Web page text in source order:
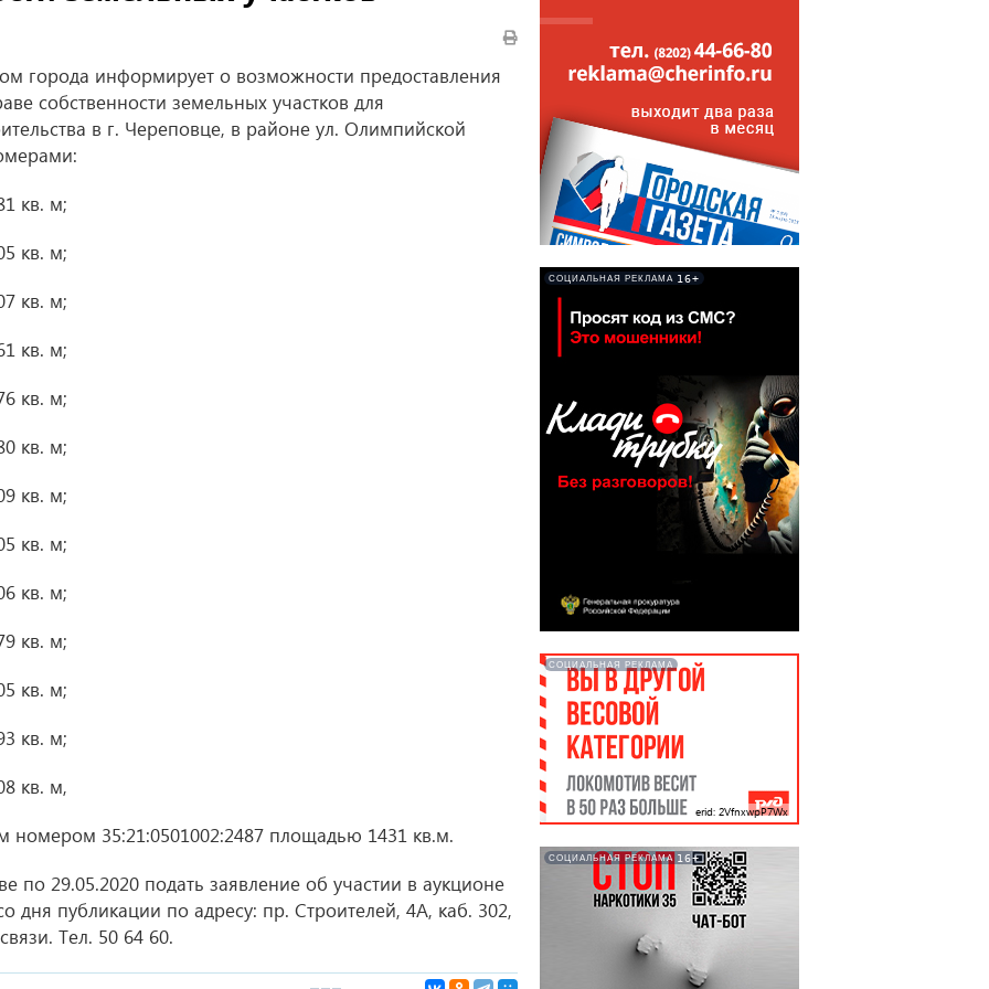
города информирует о возможности предоставления
собственности земельных участков для
в г. Череповце, в районе ул. Олимпийской
кв. м;
кв. м;
кв. м;
кв. м;
кв. м;
кв. м;
кв. м;
кв. м;
кв. м;
кв. м;
кв. м;
кв. м;
кв. м,
номером 35:21:0501002:2487 площадью 1431 кв.м.
по 29.05.2020 подать заявление об участии в аукционе
дня публикации по адресу: пр. Строителей, 4А, каб. 302,
Тел. 50 64 60.
СОЦИАЛЬНАЯ РЕКЛАМА 16+
СОЦИАЛЬНАЯ РЕКЛАМА
erid: 2VfnxwpP7Wx
СОЦИАЛЬНАЯ РЕКЛАМА 16+